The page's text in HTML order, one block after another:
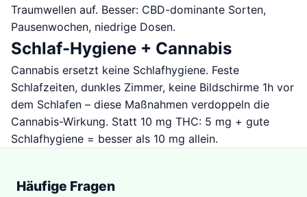
Traumwellen auf. Besser: CBD-dominante Sorten,
Pausenwochen, niedrige Dosen.
Schlaf-Hygiene + Cannabis
Cannabis ersetzt keine Schlafhygiene. Feste
Schlafzeiten, dunkles Zimmer, keine Bildschirme 1h vor
dem Schlafen – diese Maßnahmen verdoppeln die
Cannabis-Wirkung. Statt 10 mg THC: 5 mg + gute
Schlafhygiene = besser als 10 mg allein.
Häufige Fragen